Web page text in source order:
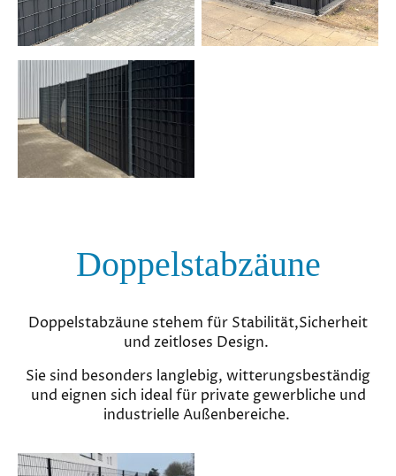
Doppelstabzäune
Doppelstabzäune stehem für Stabilität,Sicherheit
und zeitloses Design.
Sie sind besonders langlebig, witterungsbeständig
und eignen sich ideal für private gewerbliche und
industrielle Außenbereiche.